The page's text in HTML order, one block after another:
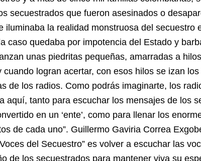
secuestrados que fueron asesinados o
iluminaba la realidad monstruosa del secuestro
caso quedaba por impotencia del Estado y
unas piedritas pequeñas, amarradas a
logran acertar, con esos hilos se izan
de los radios. Como podrás imaginarte, los
aquí, tanto para escuchar los mensajes de los
en un ‘ente’, como para llenar los
de cada uno”. Guillermo Gaviria Correa
del Secuestro” es volver a escuchar las
de los secuestrados para mantener viva su